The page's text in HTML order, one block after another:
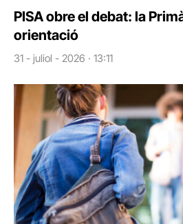
PISA obre el debat: la
orientació
31 - juliol - 2026 · 13:11